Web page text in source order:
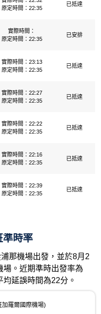
原定時間：22:35
已抵達
實際時間：
原定時間：22:35
已安排
實際時間：23:13
原定時間：22:35
已抵達
實際時間：22:27
原定時間：22:35
已抵達
實際時間：22:22
原定時間：22:35
已抵達
實際時間：22:16
原定時間：22:35
已抵達
實際時間：22:39
原定時間：22:35
已抵達
準時率
那機場出發，並於8月2
場。近期準時出發率為
延誤時間為22分。
加羅爾國際機場)